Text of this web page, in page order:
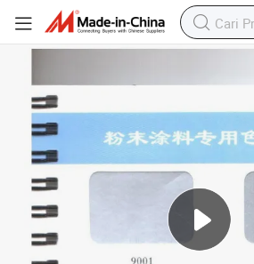
Pelapisan Bubuk Tekstur Pasir Anti Karat Anti